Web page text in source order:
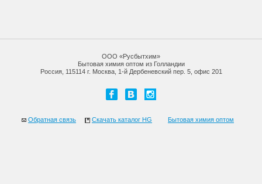
ООО «Русбытхим»
Бытовая химия оптом из Голландии
Россия, 115114 г. Москва, 1-й Дербеневский пер. 5, офис 201
Обратная связь Скачать каталог HG Бытовая химия оптом